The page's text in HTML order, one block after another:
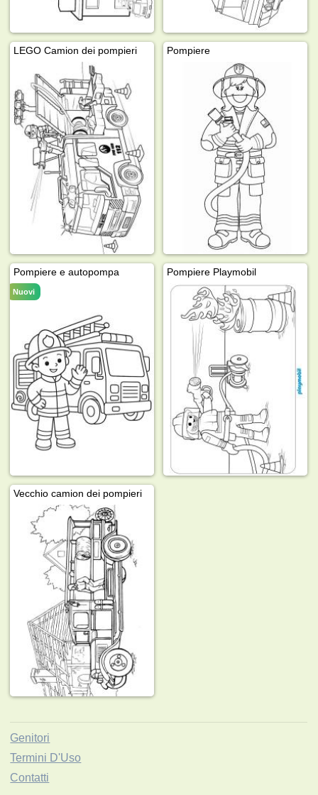
LEGO Camion dei pompieri Pompiere
Pompiere e autopompa
Nuovi
Pompiere Playmobil
Vecchio camion dei pompieri
Genitori
Termini D'Uso
Contatti